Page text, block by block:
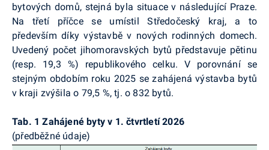
bytových domů, stejná byla situace v následující Praze.
Na třetí příčce se umístil Středočeský kraj, a to
především díky výstavbě v nových rodinných domech.
Uvedený počet jihomoravských bytů představuje pětinu
(resp. 19,3 %) republikového celku. V porovnání se
stejným obdobím roku 2025 se zahájená výstavba bytů
v kraji zvýšila o 79,5 %, tj. o 832 bytů.
Tab. 1 Zahájené byty v 1. čtvrtletí 2026
(předběžné údaje)